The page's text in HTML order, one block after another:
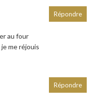
au four
me réjouis
Répondre
Répondre